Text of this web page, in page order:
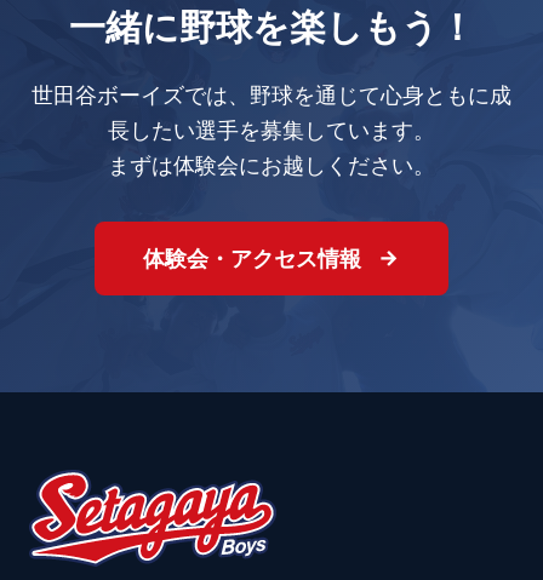
一緒に野球を楽しもう！
世田谷ボーイズでは、野球を通じて心身ともに成
長したい選手を募集しています。
まずは体験会にお越しください。
体験会・アクセス情報